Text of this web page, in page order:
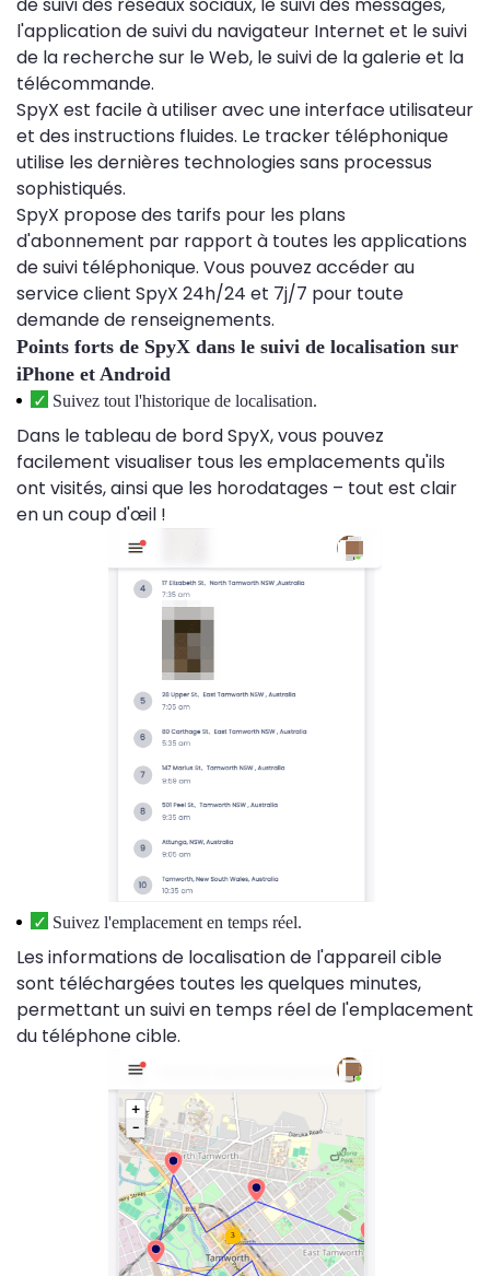
l'application de suivi du navigateur Internet et le suivi
de la recherche sur le Web, le suivi de la galerie et la
télécommande.
SpyX est facile à utiliser avec une interface utilisateur
et des instructions fluides. Le tracker téléphonique
utilise les dernières technologies sans processus
sophistiqués.
SpyX propose des tarifs pour les plans
d'abonnement par rapport à toutes les applications
de suivi téléphonique. Vous pouvez accéder au
service client SpyX 24h/24 et 7j/7 pour toute
demande de renseignements.
Points forts de SpyX dans le suivi de localisation sur
iPhone et Android
Suivez tout l'historique de localisation.
Dans le tableau de bord SpyX, vous pouvez
facilement visualiser tous les emplacements qu'ils
ont visités, ainsi que les horodatages – tout est clair
en un coup d'œil !
Suivez l'emplacement en temps réel.
Les informations de localisation de l'appareil cible
sont téléchargées toutes les quelques minutes,
permettant un suivi en temps réel de l'emplacement
du téléphone cible.